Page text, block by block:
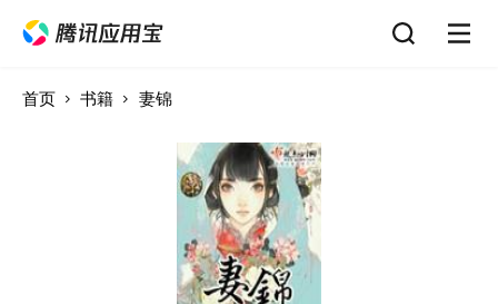
首页 书籍 妻锦